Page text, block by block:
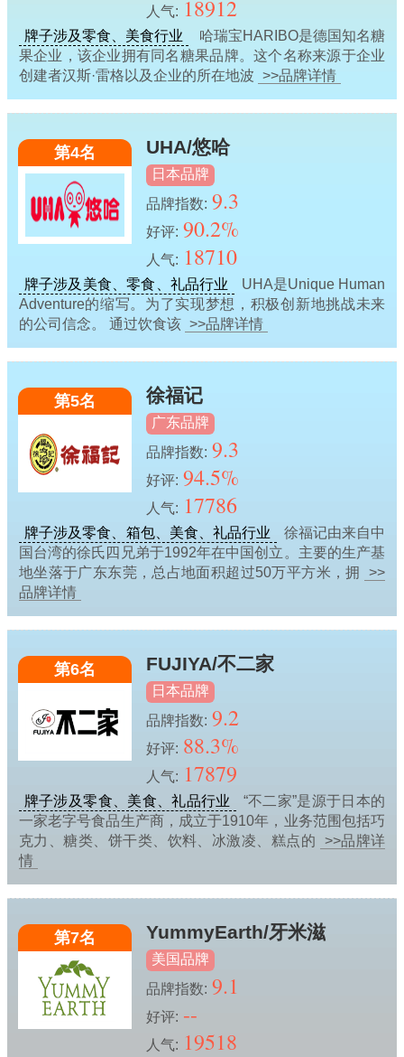
人气: 18912
牌子涉及零食、美食行业
哈瑞宝HARIBO是德国知名糖
果企业，该企业拥有同名糖果品牌。这个名称来源于企业
创建者汉斯·雷格以及企业的所在地波 >>品牌详情
第4名 UHA/悠哈
日本品牌
品牌指数: 9.3
好评: 90.2%
人气: 18710
牌子涉及美食、零食、礼品行业
UHA是Unique Human
Adventure的缩写。为了实现梦想，积极创新地挑战未来
的公司信念。 通过饮食该 >>品牌详情
第5名 徐福记
广东品牌
品牌指数: 9.3
好评: 94.5%
人气: 17786
牌子涉及零食、箱包、美食、礼品行业
徐福记由来自中
国台湾的徐氏四兄弟于1992年在中国创立。主要的生产基
地坐落于广东东莞，总占地面积超过50万平方米，拥
>>
品牌详情
第6名 FUJIYA/不二家
日本品牌
品牌指数: 9.2
好评: 88.3%
人气: 17879
牌子涉及零食、美食、礼品行业
“不二家”是源于日本的
一家老字号食品生产商，成立于1910年，业务范围包括巧
克力、糖类、饼干类、饮料、冰激凌、糕点的
>>品牌详
情
第7名 YummyEarth/牙米滋
美国品牌
品牌指数: 9.1
好评: --
人气: 19518